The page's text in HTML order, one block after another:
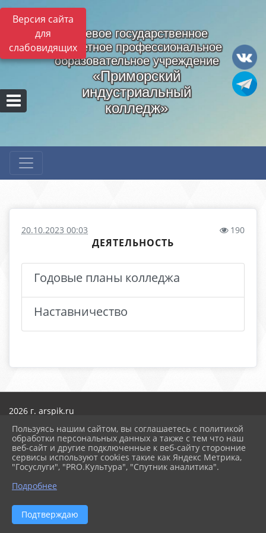
Версия сайта
для
слабовидящих
Краевое государственное
бюджетное профессиональное
образовательное учреждение
«Приморский
индустриальный
колледж»
20.10.2023 00:03 190
ДЕЯТЕЛЬНОСТЬ
Годовые планы колледжа
Наставничество
2026 г. arspik.ru
Карта сайта
Политика обработки персональных данных
Сделано на KubCMS
Разработка и поддержка
Пользуясь нашим сайтом, вы соглашаетесь с политикой
обработки персональных данных а также с тем что наш
веб-сайт и другие подключенные к веб-сайту сторонние
сервисы используют cookies такие как Яндекс Метрика,
"Госуслуги", "PRO.Культура", "Спутник аналитика".
Подробнее
Подтверждаю